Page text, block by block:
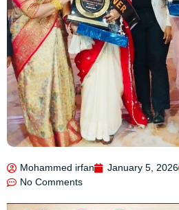
Mohammed irfan January 5, 2026
No Comments